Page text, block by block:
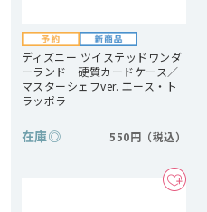
ディズニー ツイステッドワンダ
ーランド 硬質カードケース／
マスターシェフver. エース・ト
ラッポラ
在庫◎ 550円